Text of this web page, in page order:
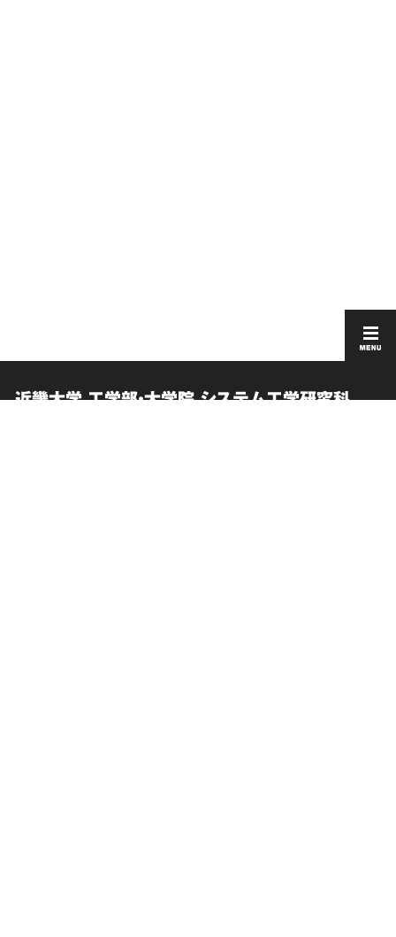
近畿大学 工学部・大学院 システム工学研究科